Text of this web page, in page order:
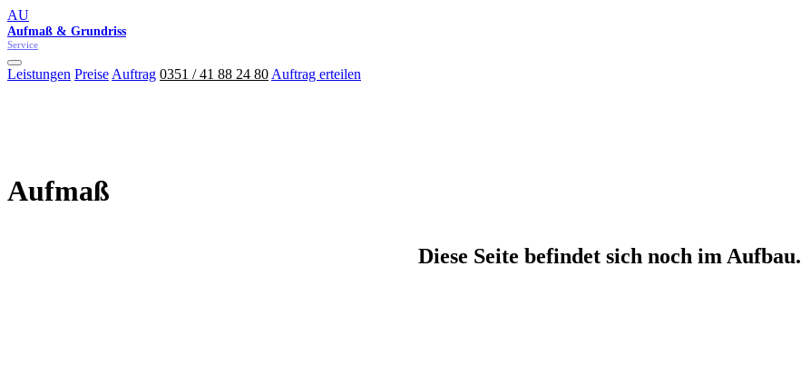
AU
Aufmaß & Grundriss
Service
Leistungen Preise Auftrag 0351 / 41 88 24 80 Auftrag erteilen
Aufmaß
Diese Seite befindet sich noch im Aufbau.